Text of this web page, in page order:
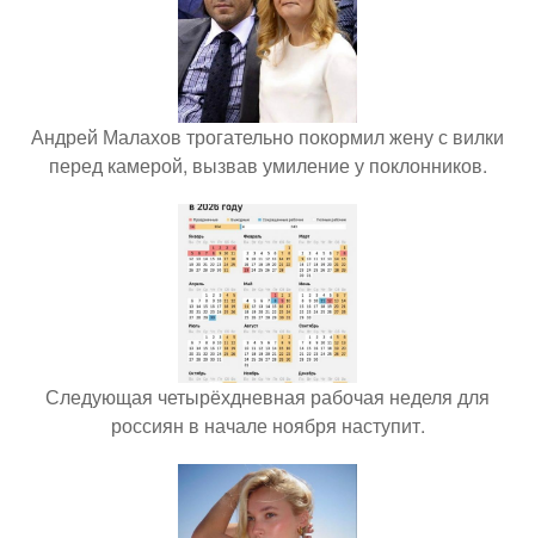
Андрей Малахов трогательно покормил жену с вилки
перед камерой, вызвав умиление у поклонников.
Следующая четырёхдневная рабочая неделя для
россиян в начале ноября наступит.